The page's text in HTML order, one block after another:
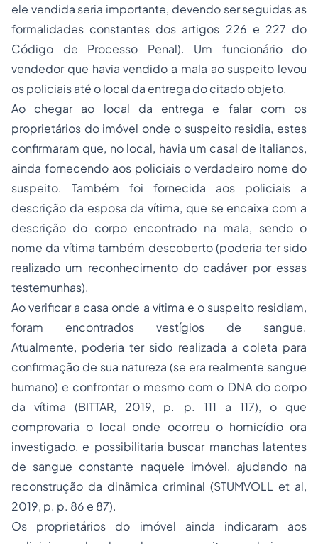
ele vendida seria importante, devendo ser seguidas as
formalidades constantes dos artigos 226 e 227 do
Código de Processo Penal). Um funcionário do
vendedor que havia vendido a mala ao suspeito levou
os policiais até o local da entrega do citado objeto.
Ao chegar ao local da entrega e falar com os
proprietários do imóvel onde o suspeito residia, estes
confirmaram que, no local, havia um casal de italianos,
ainda fornecendo aos policiais o verdadeiro nome do
suspeito. Também foi fornecida aos policiais a
descrição da esposa da vítima, que se encaixa com a
descrição do corpo encontrado na mala, sendo o
nome da vítima também descoberto (poderia ter sido
realizado um reconhecimento do cadáver por essas
testemunhas).
Ao verificar a casa onde a vítima e o suspeito residiam,
foram encontrados vestígios de sangue.
Atualmente, poderia ter sido realizada a coleta para
confirmação de sua natureza (se era realmente sangue
humano) e confrontar o mesmo com o DNA do corpo
da vítima (BITTAR, 2019, p. p. 111 a 117), o que
comprovaria o local onde ocorreu o homicídio ora
investigado, e possibilitaria buscar manchas latentes
de sangue constante naquele imóvel, ajudando na
reconstrução da dinâmica criminal (STUMVOLL et al,
2019, p. p. 86 e 87).
Os proprietários do imóvel ainda indicaram aos